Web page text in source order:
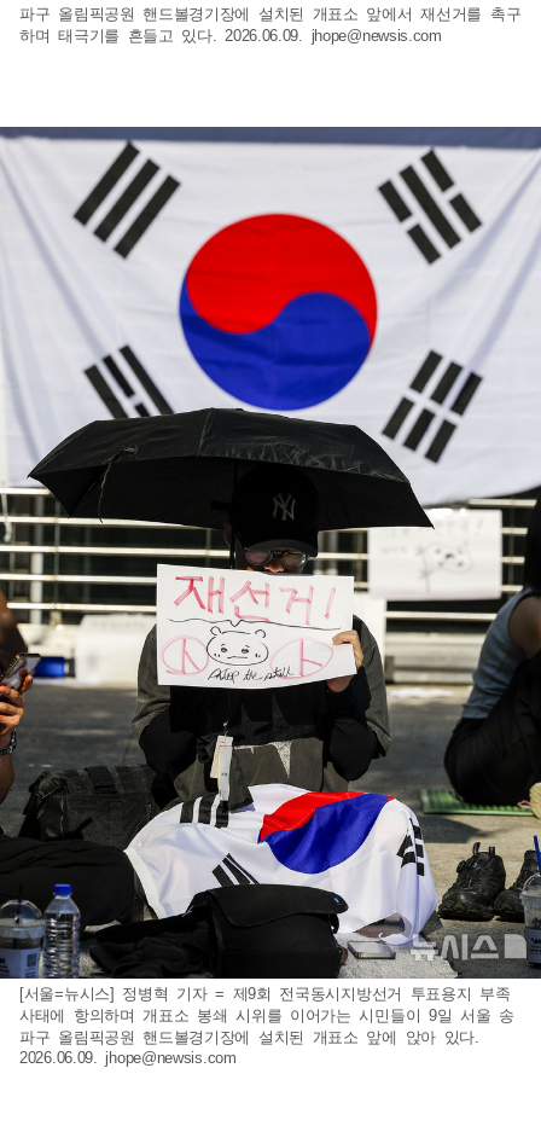
파구 올림픽공원 핸드볼경기장에 설치된 개표소 앞에서 재선거를 촉구
하며 태극기를 흔들고 있다. 2026.06.09. jhope@newsis.com
[서울=뉴시스] 정병혁 기자 = 제9회 전국동시지방선거 투표용지 부족
사태에 항의하며 개표소 봉쇄 시위를 이어가는 시민들이 9일 서울 송
파구 올림픽공원 핸드볼경기장에 설치된 개표소 앞에 앉아 있다.
2026.06.09. jhope@newsis.com